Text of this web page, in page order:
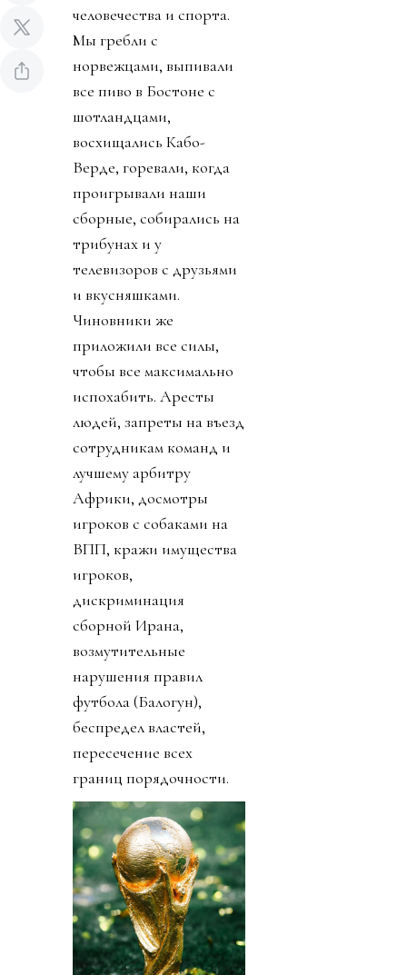
человечества и спорта.
Мы гребли с
норвежцами, выпивали
все пиво в Бостоне с
шотландцами,
восхищались Кабо-
Верде, горевали, когда
проигрывали наши
сборные, собирались на
трибунах и у
телевизоров с друзьями
и вкусняшками.
Чиновники же
приложили все силы,
чтобы все максимально
испохабить. Аресты
людей, запреты на въезд
сотрудникам команд и
лучшему арбитру
Африки, досмотры
игроков с собаками на
ВПП, кражи имущества
игроков,
дискриминация
сборной Ирана,
возмутительные
нарушения правил
футбола (Балогун),
беспредел властей,
пересечение всех
границ порядочности.